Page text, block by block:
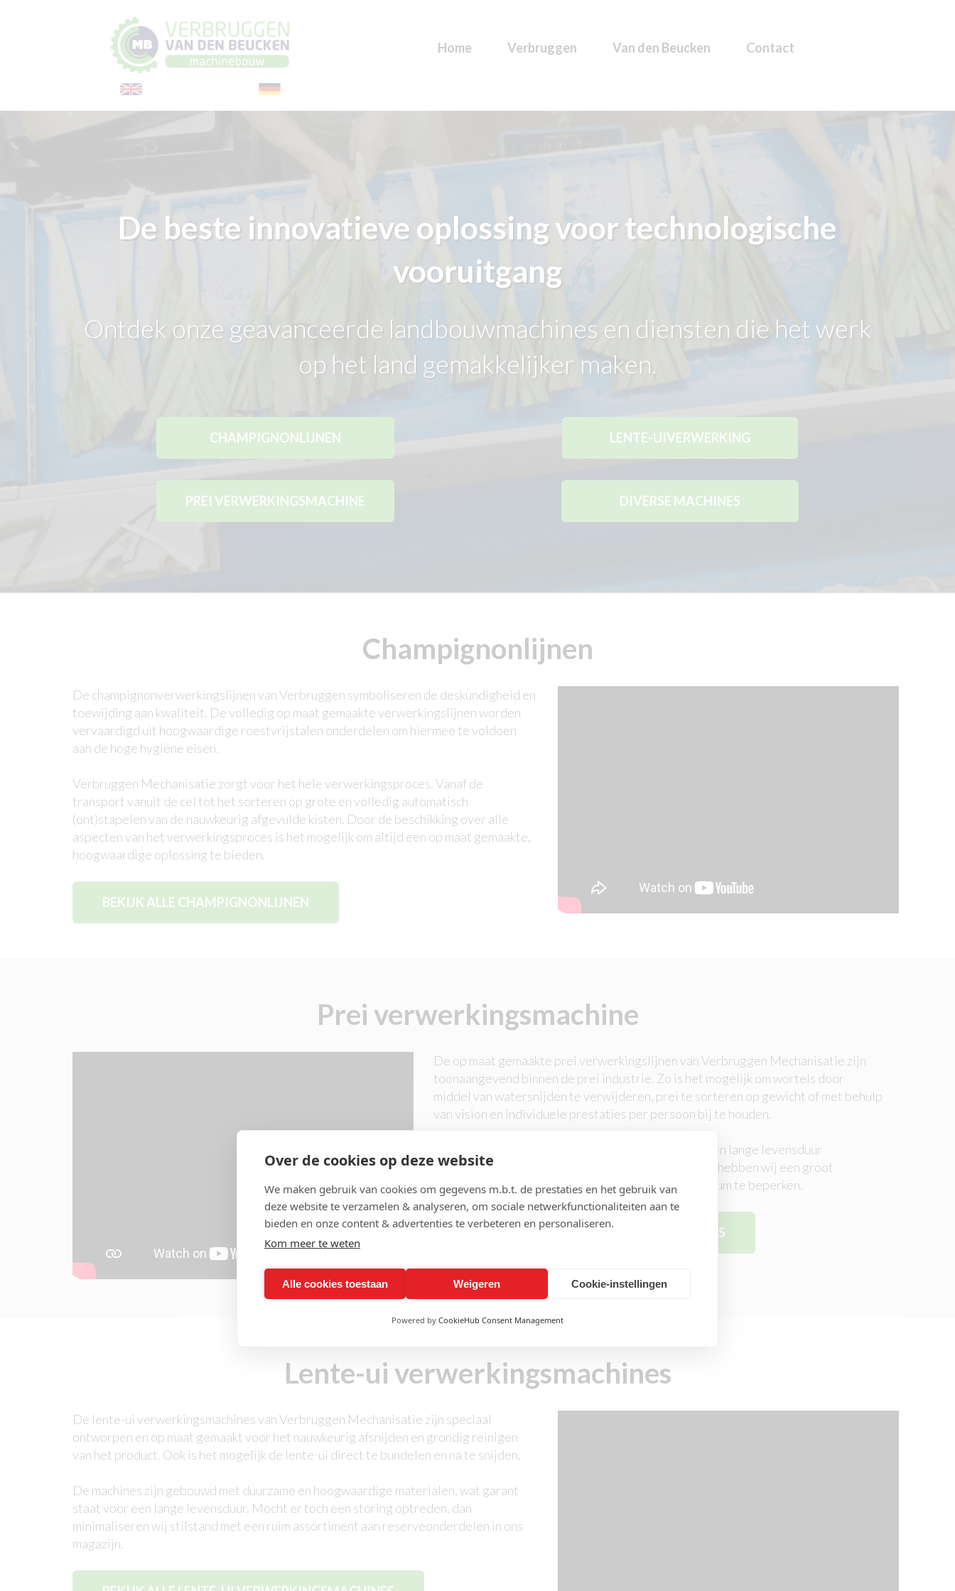
Over de cookies op deze website
We maken gebruik van cookies om gegevens m.b.t. de prestaties en het gebruik van
deze website te verzamelen & analyseren, om sociale netwerkfunctionaliteiten aan te
bieden en onze content & advertenties te verbeteren en personaliseren.
Kom meer te weten
Alle cookies toestaan Weigeren Cookie-instellingen
Powered by CookieHub Consent Management
Home Verbruggen Van den Beucken Contact
De beste innovatieve oplossing voor technologische
vooruitgang
Ontdek onze geavanceerde landbouwmachines en diensten die het werk
op het land gemakkelijker maken.
CHAMPIGNONLIJNEN LENTE-UIVERWERKING
PREI VERWERKINGSMACHINE DIVERSE MACHINES
Champignonlijnen
De champignonverwerkingslijnen van Verbruggen symboliseren de deskundigheid en
toewijding aan kwaliteit. De volledig op maat gemaakte verwerkingslijnen worden
vervaardigd uit hoogwaardige roestvrijstalen onderdelen om hiermee te voldoen
aan de hoge hygiëne eisen.
Verbruggen Mechanisatie zorgt voor het hele verwerkingsproces. Vanaf de
transport vanuit de cel tot het sorteren op grote en volledig automatisch
(ont)stapelen van de nauwkeurig afgevulde kisten. Door de beschikking over alle
aspecten van het verwerkingsproces is het mogelijk om altijd een op maat gemaakte,
hoogwaardige oplossing te bieden.
BEKIJK ALLE CHAMPIGNONLIJNEN
Prei verwerkingsmachine
De op maat gemaakte prei verwerkingslijnen van Verbruggen Mechanisatie zijn
toonaangevend binnen de prei industrie. Zo is het mogelijk om wortels door
middel van watersnijden te verwijderen, prei te sorteren op gewicht of met behulp
van vision en individuele prestaties per persoon bij te houden.
Door het gebruik van hoogwaardige materialen is een lange levensduur
gegarandeerd. Mocht er toch een storing optreden, hebben wij een groot
magazijn met onderdelen om stilstand tot een minimum te beperken.
BEKIJK ALLE PREI VERWERKINGSMACHINES
Lente-ui verwerkingsmachines
De lente-ui verwerkingsmachines van Verbruggen Mechanisatie zijn speciaal
ontworpen en op maat gemaakt voor het nauwkeurig afsnijden en grondig reinigen
van het product. Ook is het mogelijk de lente-ui direct te bundelen en na te snijden.
De machines zijn gebouwd met duurzame en hoogwaardige materialen, wat garant
staat voor een lange levensduur. Mocht er toch een storing optreden, dan
minimaliseren wij stilstand met een ruim assortiment aan reserveonderdelen in ons
magazijn.